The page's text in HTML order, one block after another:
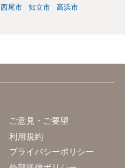
西尾市 知立市
高浜市
ご意見・ご要望
利用規約
プライバシーポリシー